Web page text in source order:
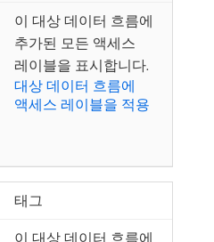
이 대상 데이터 흐름에
추가된 모든 액세스
레이블을 표시합니다.
대상 데이터 흐름에
액세스 레이블을 적용
태그
이 대상 데이터 흐름에